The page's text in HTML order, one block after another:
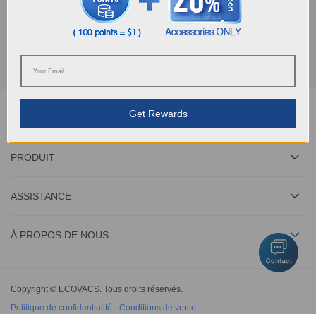
Obtenez les dernières nouvelles d'ECOVACS
SOUMETTRE
PRODUIT
ASSISTANCE
À PROPOS DE NOUS
Copyright © ECOVACS. Tous droits réservés.
Politique de confidentialité · Conditions de vente
Get Rewards